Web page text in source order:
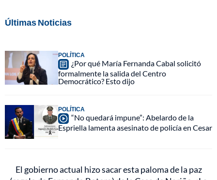
Últimas Noticias
POLÍTICA
¿Por qué María Fernanda Cabal solicitó
formalmente la salida del Centro
Democrático? Esto dijo
POLÍTICA
“No quedará impune”: Abelardo de la
Espriella lamenta asesinato de policía en Cesar
El gobierno actual hizo sacar esta paloma de la paz